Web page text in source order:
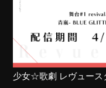
少女☆歌劇 レヴュース